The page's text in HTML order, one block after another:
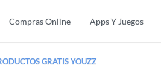
Compras Online Apps Y Juegos
GRATIS YOUZZ